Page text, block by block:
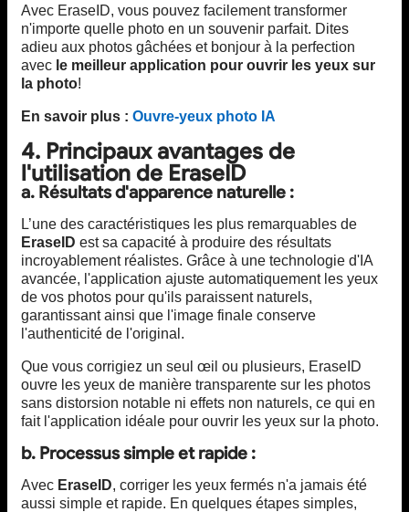
Avec EraseID, vous pouvez facilement transformer
n'importe quelle photo en un souvenir parfait. Dites
adieu aux photos gâchées et bonjour à la perfection
avec le meilleur application pour ouvrir les yeux sur
la photo!
En savoir plus : Ouvre-yeux photo IA
4. Principaux avantages de
l'utilisation de EraseID
a. Résultats d'apparence naturelle :
L’une des caractéristiques les plus remarquables de
EraseID est sa capacité à produire des résultats
incroyablement réalistes. Grâce à une technologie d'IA
avancée, l'application ajuste automatiquement les yeux
de vos photos pour qu'ils paraissent naturels,
garantissant ainsi que l'image finale conserve
l'authenticité de l'original.
Que vous corrigiez un seul œil ou plusieurs, EraseID
ouvre les yeux de manière transparente sur les photos
sans distorsion notable ni effets non naturels, ce qui en
fait l'application idéale pour ouvrir les yeux sur la photo.
b. Processus simple et rapide :
Avec EraseID, corriger les yeux fermés n'a jamais été
aussi simple et rapide. En quelques étapes simples,